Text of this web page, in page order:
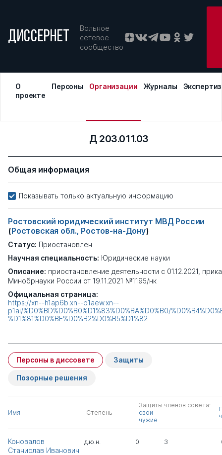
ДИССЕРНЕТ
Вольное
сетевое
сообщество
О
проекте
Персоны Организации Журналы
Д 203.011.03
Общая информация
Показывать только актуальную информацию
Ростовский юридический институт МВД России
(Ростовская обл., Ростов-на-Дону)
Статус: Приостановлен
Научная специальность: Юридические науки
Описание: приостановление деятельности с 01.12.2021,
Минобрнауки России от 19.11.2021 №1195/нк
Официальная страница:
https://xn--h1ap6b.xn--b1aew.xn--
p1ai/%D0%BD%D0%B0%D1%83%D0%BA%D0%B0/
%D1%81%D0%BE%D0%B2%D0%B5%D1%82
Персоны в диссовете Защиты
Позорные решения
Имя Степень
Защиты членов совета:
свои
чужие
Коновалов
Станислав Иванович
д.ю.н. 0 3